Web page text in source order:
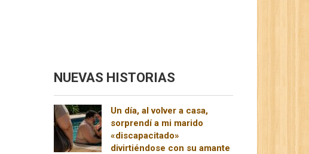
NUEVAS HISTORIAS
Un día, al volver a casa,
sorprendí a mi marido
«discapacitado»
divirtiéndose con su amante